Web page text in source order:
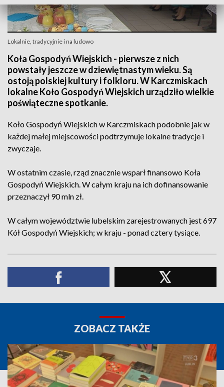
Lokalnie, tradycyjnie i na ludowo
Koła Gospodyń Wiejskich - pierwsze z nich
powstały jeszcze w dziewiętnastym wieku. Są
ostoją polskiej kultury i folkloru. W Karczmiskach
lokalne Koło Gospodyń Wiejskich urządziło wielkie
poświąteczne spotkanie.
Koło Gospodyń Wiejskich w Karczmiskach podobnie jak w
każdej małej miejscowości podtrzymuje lokalne tradycje i
zwyczaje.
W ostatnim czasie, rząd znacznie wsparł finansowo Koła
Gospodyń Wiejskich. W całym kraju na ich dofinansowanie
przeznaczył 90 mln zł.
W całym województwie lubelskim zarejestrowanych jest 697
Kół Gospodyń Wiejskich; w kraju - ponad cztery tysiące.
ZOBACZ TAKŻE